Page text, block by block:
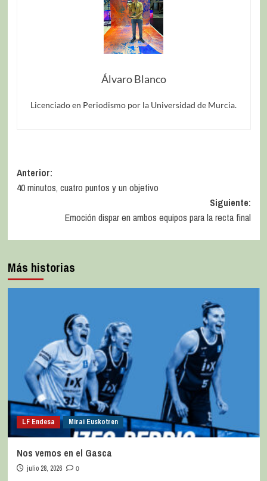
Álvaro Blanco
Licenciado en Periodismo por la Universidad de Murcia.
Anterior:
40 minutos, cuatro puntos y un objetivo
Siguiente:
Emoción dispar en ambos equipos para la recta final
Más historias
LF Endesa Mirai Euskotren
Nos vemos en el Gasca
julio 28, 2026 0